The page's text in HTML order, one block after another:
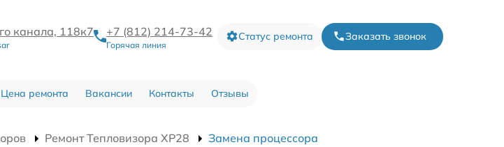
канала, 118к7 +7 (812) 214-73-42
Горячая линия
Статус ремонта Заказать звонок
Цена ремонта Вакансии Контакты Отзывы
Ремонт Тепловизора XP28 Замена процессора